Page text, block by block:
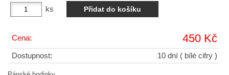
ks
Cena: 450 Kč
Dostupnost: 10 dní ( bílé cifry )